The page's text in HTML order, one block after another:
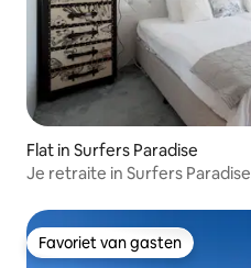
Flat in Surfers Paradise
Je retraite in Surfers Paradise
Favoriet van gasten
Favoriet van gasten